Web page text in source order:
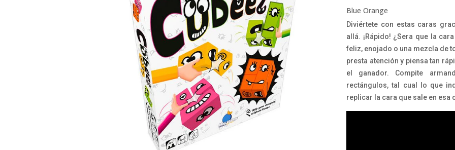
Blue Orange
Diviértete con estas caras
allá. ¡Rápido! ¿Sera que la
feliz, enojado o una mezcla de
presta atención y piensa tan
el ganador. Compite
rectángulos, tal cual lo que
replicar la cara que sale en esa